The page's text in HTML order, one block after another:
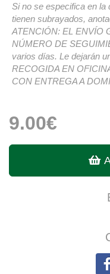
Si no se especifica en la
tienen subrayados,
ATENCIÓN: EL ENVÍO
NÚMERO DE
varios días. Le dejarán
RECOGIDA EN
CON ENTREGA A
9.00€